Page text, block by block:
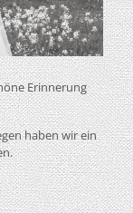
Erinnerung
haben wir ein